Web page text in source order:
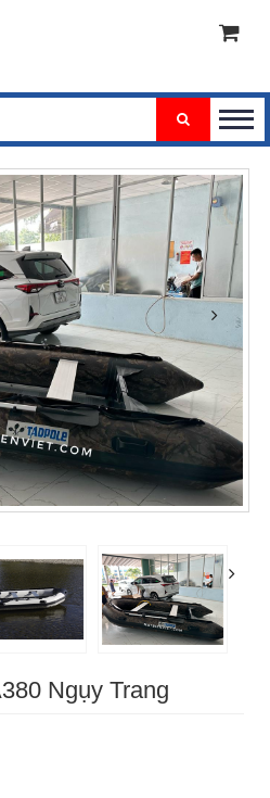
Ngụy Trang